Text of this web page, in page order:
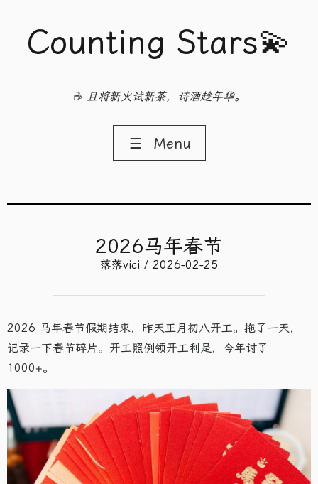
Counting Stars💫
☕ 且将新火试新茶，诗酒趁年华。
☰ Menu
2026马年春节
落落vici / 2026-02-25
2026 马年春节假期结束，昨天正月初八开工。拖了一天，
记录一下春节碎片。开工照例领开工利是，今年讨了
1000+。